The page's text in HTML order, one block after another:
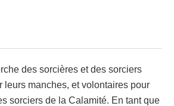
des sorcières et des sorciers
leurs manches, et volontaires pour
sorciers de la Calamité. En tant que